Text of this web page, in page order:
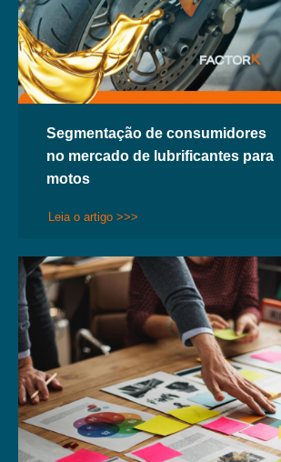
Segmentação de consumidores
no mercado de lubrificantes para
motos
Leia o artigo >>>